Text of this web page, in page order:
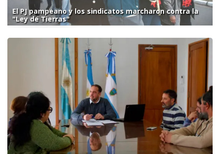
El PJ pampeano y los sindicatos marcharon contra la
"Ley de Tierras"